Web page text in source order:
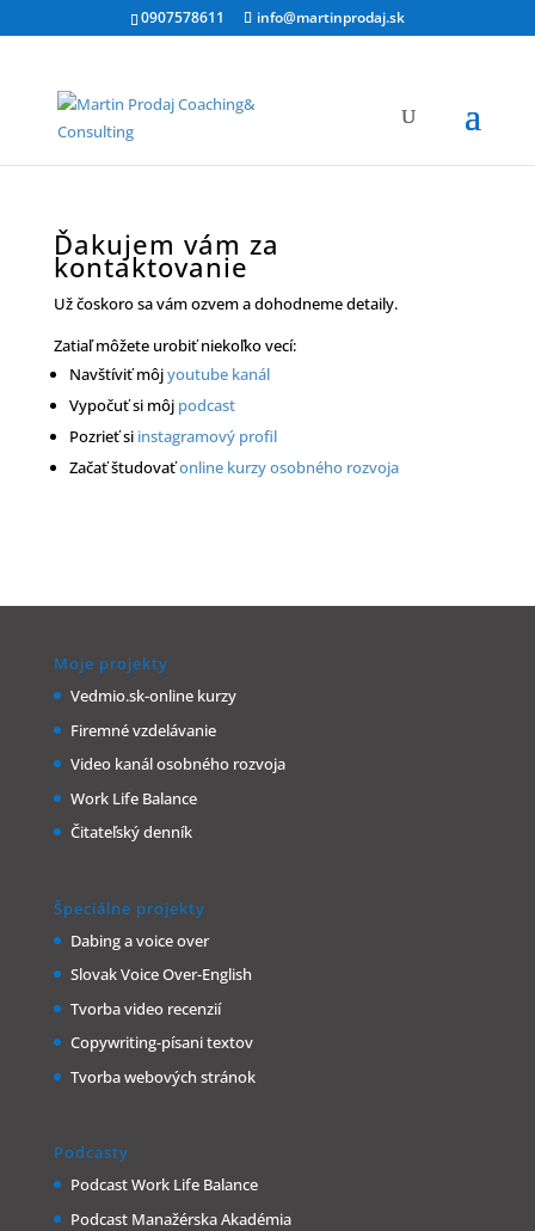
0907578611 info@martinprodaj.sk
Ďakujem vám za
kontaktovanie
Už čoskoro sa vám ozvem a dohodneme detaily.
Zatiaľ môžete urobiť niekoľko vecí:
Navštíviť môjyoutube kanál
Vypočuť si môj podcast
Pozrieť si instagramový profil
Začať študovaťonline kurzy osobného rozvoja
Moje projekty
Vedmio.sk-online kurzy
Firemné vzdelávanie
Video kanál osobného rozvoja
Work Life Balance
Čitateľský denník
Špeciálne projekty
Dabing a voice over
Slovak Voice Over-English
Tvorba video recenzií
Copywriting-písani textov
Tvorba webových stránok
Podcasty
Podcast Work Life Balance
Podcast Manažérska Akadémia